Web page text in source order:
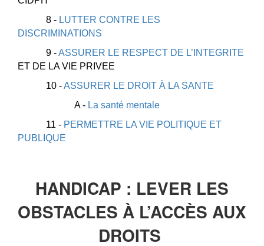
8 - LUTTER CONTRE LES
DISCRIMINATIONS
9 -ASSURER LE RESPECT DE L’INTEGRITE
ET DE LA VIE PRIVEE
10 -ASSURER LE DROIT À LA SANTE
A - La santé mentale
11 - PERMETTRE LA VIE POLITIQUE ET
PUBLIQUE
HANDICAP : LEVER LES
OBSTACLES À L’ACCÈS AUX
DROITS